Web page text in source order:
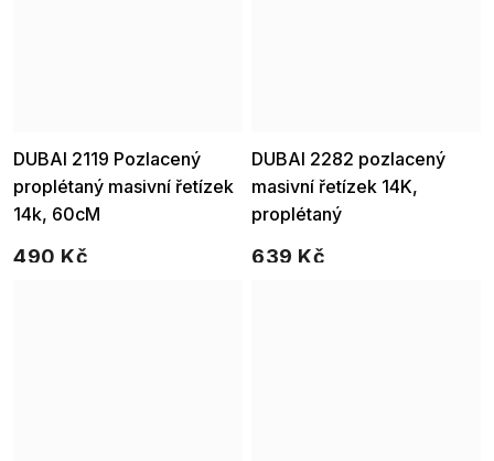
DUBAI 2119 Pozlacený
proplétaný masivní řetízek
14k, 60cM
Ellami
490 Kč
DUBAI 2282 pozlacený
masivní řetízek 14K,
proplétaný
Ellami
639 Kč